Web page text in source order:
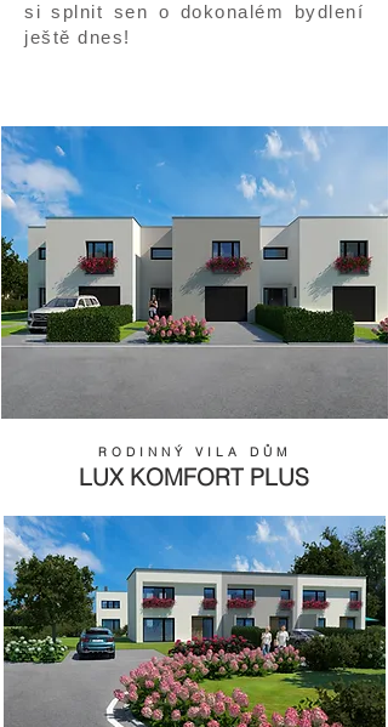
si splnit sen o dokonalém bydlení
ještě dnes!
RODINNÝ VILA DŮM
LUX KOMFORT PLUS